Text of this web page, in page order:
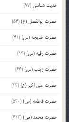
حدیث شناسی (97)
حضرت ابوالفضل (ع)(54)
حضرت خدیجه (س)(41)
حضرت رقیه (س)(13)
حضرت زینب (س)(66)
حضرت علی اکبر (ع)(23)
حضرت فاطمه (س)(530)
حضرت محمد (ص)(613)